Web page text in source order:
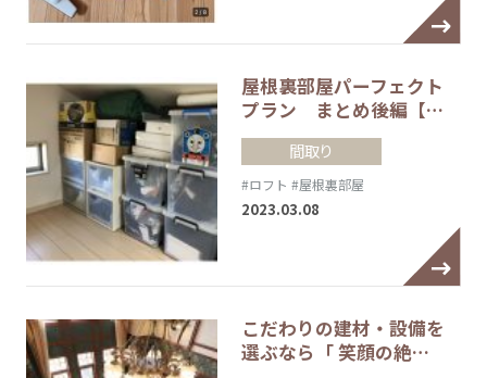
屋根裏部屋パーフェクト
プラン まとめ後編【…
間取り
#ロフト #屋根裏部屋
2023.03.08
こだわりの建材・設備を
選ぶなら「 笑顔の絶…